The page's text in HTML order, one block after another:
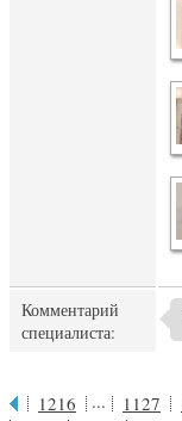
Комментарий
специалиста:
1216 ... 1127